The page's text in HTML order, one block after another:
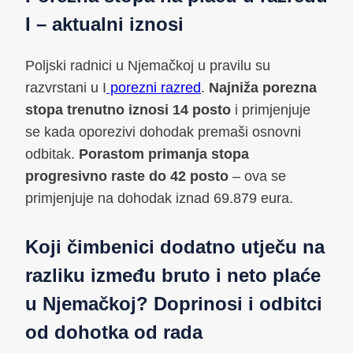
I – aktualni iznosi
Poljski radnici u Njemačkoj u pravilu su
razvrstani u I porezni razred. Najniža porezna
stopa trenutno iznosi 14 posto i primjenjuje
se kada oporezivi dohodak premaši osnovni
odbitak. Porastom primanja stopa
progresivno raste do 42 posto – ova se
primjenjuje na dohodak iznad 69.879 eura.
Koji čimbenici dodatno utječu na
razliku između bruto i neto plaće
u Njemačkoj? Doprinosi i odbitci
od dohotka od rada